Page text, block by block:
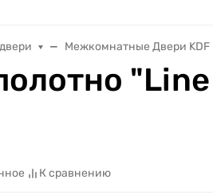
Межкомнатные Двери KDF
К сравнению